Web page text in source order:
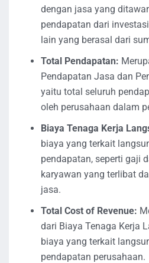
dengan jasa yang
pendapatan dari
lain yang berasal dari
Total Pendapatan:
Pendapatan Jasa dan
yaitu total seluruh
oleh perusahaan dalam
Biaya Tenaga Kerja
biaya yang terkait
pendapatan, seperti gaji
karyawan yang terlibat
jasa.
Total Cost of Revenue:
dari Biaya Tenaga Kerja
biaya yang terkait
pendapatan perusahaan.